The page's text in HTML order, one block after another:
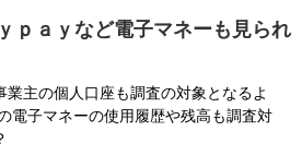
ｐａｙなど電子マネーも見られ
主の個人口座も調査の対象となるよ
電子マネーの使用履歴や残高も調査対